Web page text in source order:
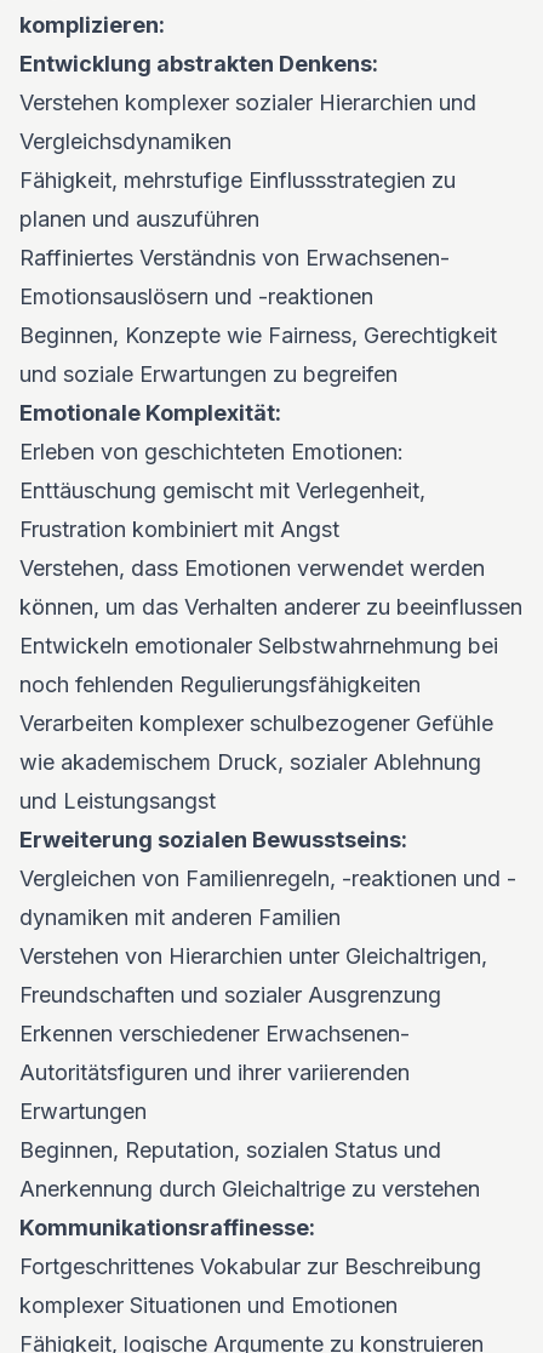
komplizieren:
Entwicklung abstrakten Denkens:
Verstehen komplexer sozialer Hierarchien und
Vergleichsdynamiken
Fähigkeit, mehrstufige Einflussstrategien zu
planen und auszuführen
Raffiniertes Verständnis von Erwachsenen-
Emotionsauslösern und -reaktionen
Beginnen, Konzepte wie Fairness, Gerechtigkeit
und soziale Erwartungen zu begreifen
Emotionale Komplexität:
Erleben von geschichteten Emotionen:
Enttäuschung gemischt mit Verlegenheit,
Frustration kombiniert mit Angst
Verstehen, dass Emotionen verwendet werden
können, um das Verhalten anderer zu beeinflussen
Entwickeln emotionaler Selbstwahrnehmung bei
noch fehlenden Regulierungsfähigkeiten
Verarbeiten komplexer schulbezogener Gefühle
wie akademischem Druck, sozialer Ablehnung
und Leistungsangst
Erweiterung sozialen Bewusstseins:
Vergleichen von Familienregeln, -reaktionen und -
dynamiken mit anderen Familien
Verstehen von Hierarchien unter Gleichaltrigen,
Freundschaften und sozialer Ausgrenzung
Erkennen verschiedener Erwachsenen-
Autoritätsfiguren und ihrer variierenden
Erwartungen
Beginnen, Reputation, sozialen Status und
Anerkennung durch Gleichaltrige zu verstehen
Kommunikationsraffinesse:
Fortgeschrittenes Vokabular zur Beschreibung
komplexer Situationen und Emotionen
Fähigkeit, logische Argumente zu konstruieren